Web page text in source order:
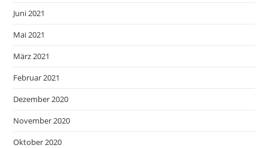
Juni 2021
Mai 2021
März 2021
Februar 2021
Dezember 2020
November 2020
Oktober 2020